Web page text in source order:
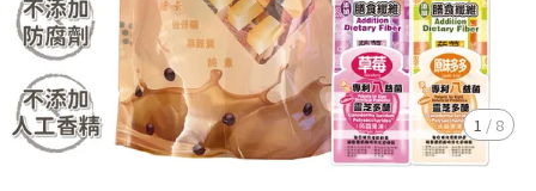
1 / 8